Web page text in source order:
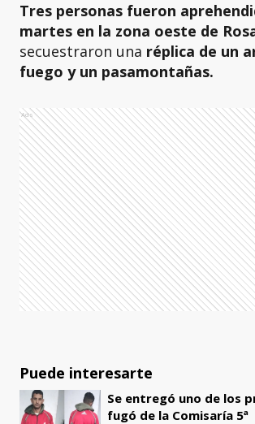
Tres personas fueron
martes en la zona oeste de
secuestraron una réplica de un
fuego y un pasamontañas.
Ads
Puede interesarte
Se entregó uno de los
fugó de la Comisaría 5ª